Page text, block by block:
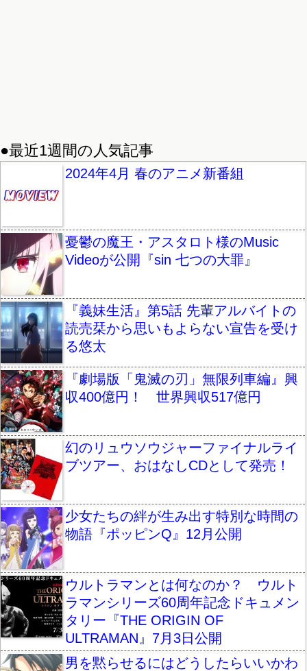
●最近1週間の人気記事
2024年4月 春のアニメ新番組
憂鬱の魔王・アスタロト様のMusic
Videoが公開『sin 七つの大罪』
『義妹生活』第5話 先輩アルバイトの
読売栞から思いもよらない宣告を受け
る悠太
『劇場版「鬼滅の刃」無限列車編』興
収400億円！ 世界興収517億円
幻のリュウソウジャーファイナルライ
ブツアー、おはなしCDとして発売！
少女たちの絆が生み出す特別な時間の
物語『ポッピンQ』12月公開
ウルトラマンとは何なのか？ ウルト
ラマンシリーズ60周年記念ドキュメン
タリー『THE ORIGIN OF
ULTRAMAN』7月3日公開
男を黙らせるにはどうしたらいいかわ